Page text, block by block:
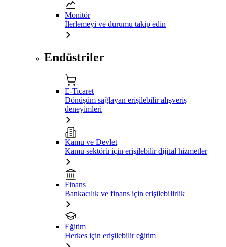
Monitör
İlerlemeyi ve durumu takip edin
Endüstriler
E-Ticaret
Dönüşüm sağlayan erişilebilir alışveriş
deneyimleri
Kamu ve Devlet
Kamu sektörü için erişilebilir dijital hizmetler
Finans
Bankacılık ve finans için erişilebilirlik
Eğitim
Herkes için erişilebilir eğitim